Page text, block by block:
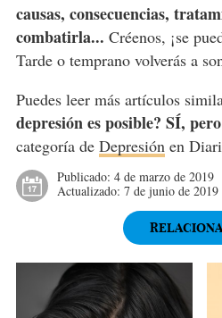
causas, consecuencias,
combatirla... Créenos, ¡se
Tarde o temprano volverás a
Puedes leer más artículos
depresión es posible? SÍ,
categoría de Depresión en
Publicado: 4 de marzo de 2019
Actualizado: 7 de junio de 2019